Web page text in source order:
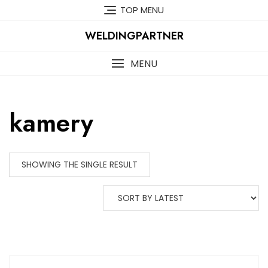
TOP MENU
WELDINGPARTNER
MENU
kamery
SHOWING THE SINGLE RESULT